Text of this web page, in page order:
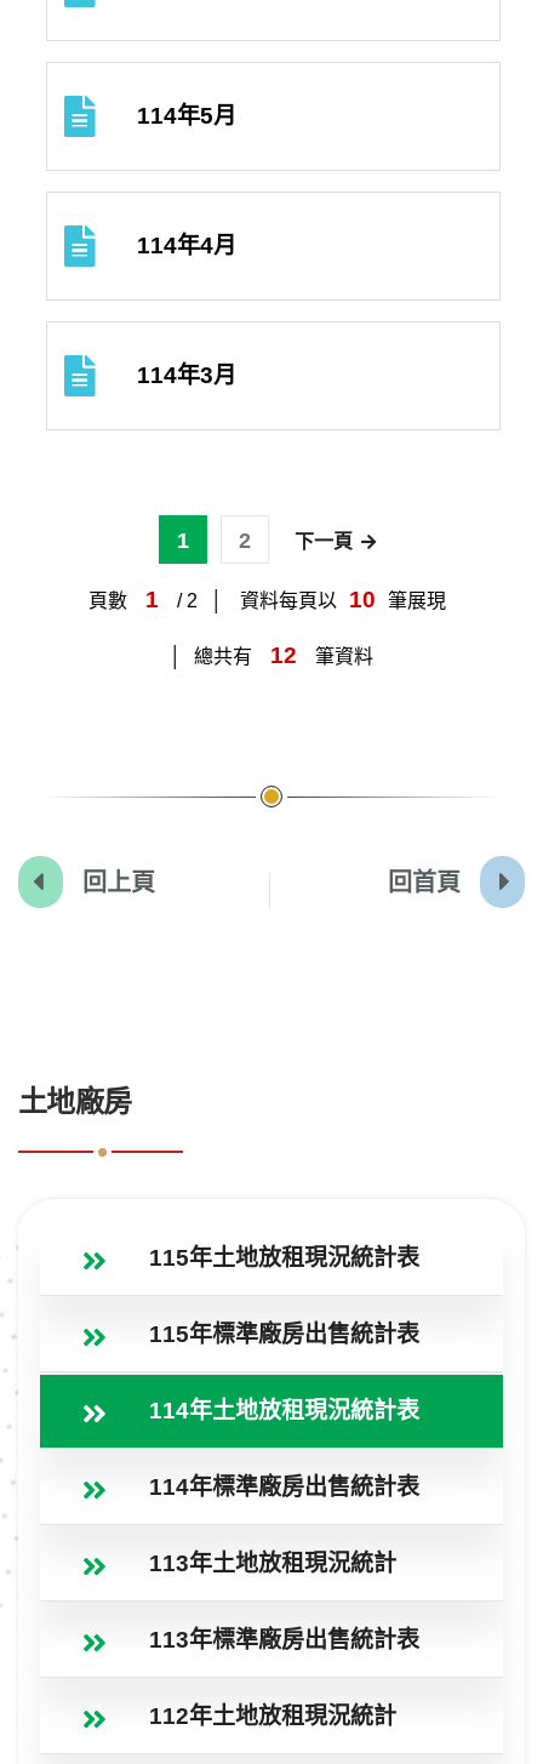
土地廠房
115年土地放租現況統計表
115年標準廠房出售統計表
114年土地放租現況統計表
114年標準廠房出售統計表
113年土地放租現況統計
113年標準廠房出售統計表
112年土地放租現況統計
114年5月
114年4月
114年3月
1 2 下一頁
頁數 1 / 2 資料每頁以 10 筆展現
總共有 12 筆資料
回上頁 回首頁